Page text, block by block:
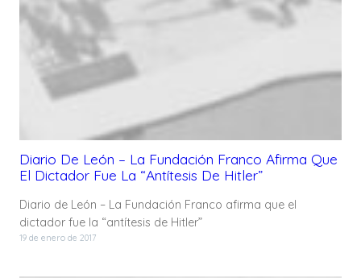
Diario De León – La Fundación Franco Afirma Que
El Dictador Fue La “antítesis De Hitler”
Diario de León – La Fundación Franco afirma que el
dictador fue la “antítesis de Hitler”
19 de enero de 2017